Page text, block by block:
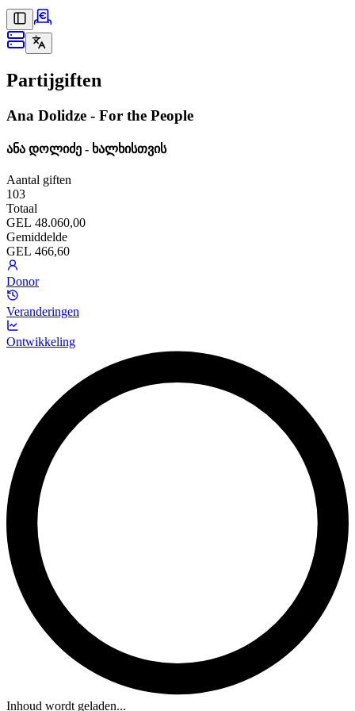
Partijgiften
Ana Dolidze - For the People
ანა დოლიძე - ხალხისთვის
Aantal giften
103
Totaal
GEL 48.060,00
Gemiddelde
GEL 466,60
Donor
Veranderingen
Ontwikkeling
Inhoud wordt geladen...